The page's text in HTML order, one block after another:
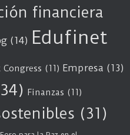
financiera
(14) Edufinet
(11) Empresa (13)
Finanzas (11)
(31)